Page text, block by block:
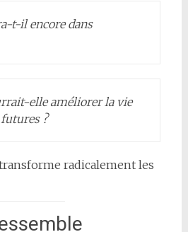
t-il encore dans
elle améliorer la vie
?
radicalement les